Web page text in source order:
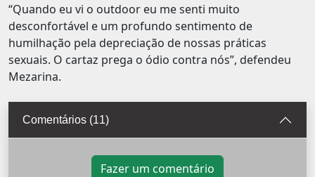
“Quando eu vi o outdoor eu me senti muito
desconfortável e um profundo sentimento de
humilhação pela depreciação de nossas práticas
sexuais. O cartaz prega o ódio contra nós”, defendeu
Mezarina.
Comentários (11)
Fazer um comentário